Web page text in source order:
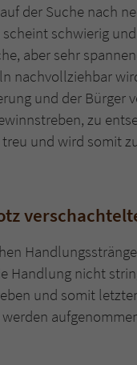
der Suche nach
schwierig
aber sehr
nachvollziehbar
und der Bürger
zu
und wird somit
Handlung nicht
und somit